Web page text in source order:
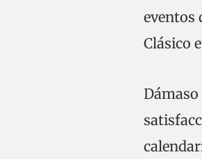
eventos
Clásico